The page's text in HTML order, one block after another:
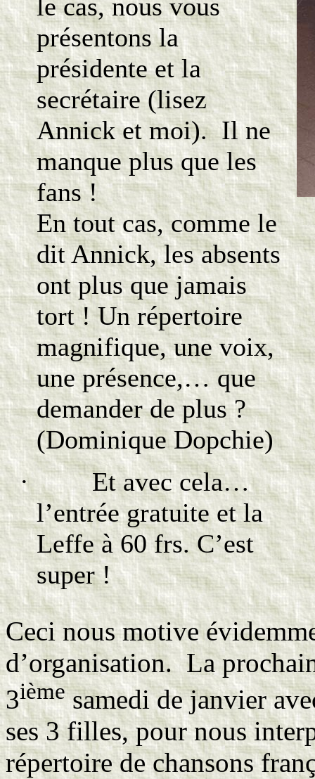
le cas, nous vous
présentons la
présidente et la
secrétaire (lisez
Annick et moi). Il ne
manque plus que les
fans !
En tout cas, comme le
dit Annick, les absents
ont plus que jamais
tort ! Un répertoire
magnifique, une voix,
une présence,… que
demander de plus ?
(Dominique Dopchie)
· Et avec cela…
l’entrée gratuite et la
Leffe à 60 frs. C’est
super !
Ceci nous motive
d’organisation. La
3ièmesamedi de janvier
ses 3 filles, pour nous
répertoire de chansons